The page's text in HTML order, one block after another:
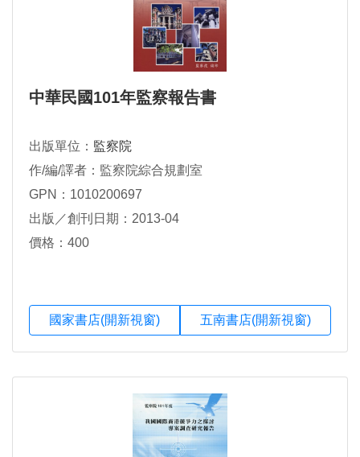
中華民國101年監察報告書
出版單位： 監察院
作/編/譯者：監察院綜合規劃室
GPN：1010200697
出版／創刊日期：2013-04
價格：400
國家書店(開新視窗) 五南書店(開新視窗)